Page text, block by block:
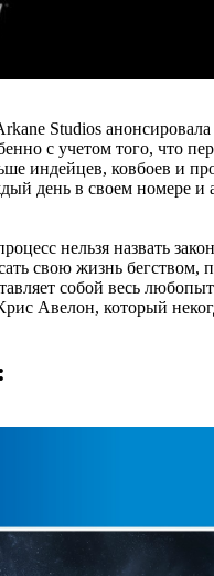
Studios
с учетом того, что
индейцев, ковбоев и
день в своем номере
нельзя назвать
свою жизнь бегством,
собой весь
Авелон, который